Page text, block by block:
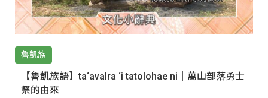
魯凱族
【魯凱族語】ta‘avalra ‘i tatolohae ni｜萬山部落勇士
祭的由來